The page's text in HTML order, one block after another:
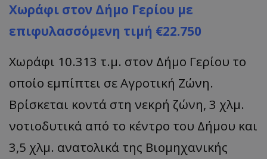
Χωράφι στον Δήμο Γερίου με
επιφυλασσόμενη τιμή €22.750
Χωράφι 10.313 τ.μ. στον Δήμο Γερίου το
οποίο εμπίπτει σε Αγροτική Ζώνη.
Βρίσκεται κοντά στη νεκρή ζώνη, 3 χλμ.
νοτιοδυτικά από το κέντρο του Δήμου και
3,5 χλμ. ανατολικά της Βιομηχανικής